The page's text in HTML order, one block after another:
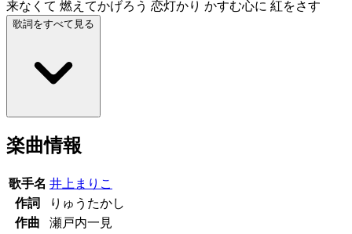
来なくて 燃えてかげろう 恋灯かり かすむ心に 紅をさす
歌詞をすべて見る
楽曲情報
歌手名 井上まりこ
作詞
りゅうたかし
作曲
瀬戸内一見